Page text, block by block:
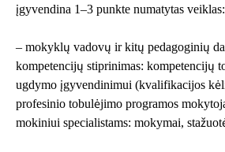
įgyvendina 1–3 punkte numatytas veiklas:
– mokyklų vadovų ir kitų pedagoginių
kompetencijų stiprinimas: kompetencijų
ugdymo įgyvendinimui (kvalifikacijos
profesinio tobulėjimo programos
mokiniui specialistams: mokymai,